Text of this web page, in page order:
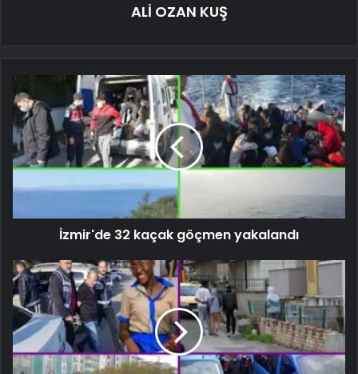
ALİ OZAN KUŞ
İzmir'de 32 kaçak göçmen yakalandı